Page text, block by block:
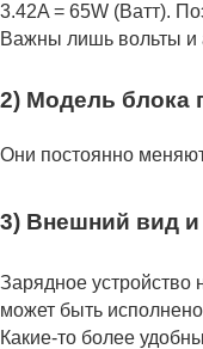
3.42A = 65W (Ватт).
Важны лишь вольты и
2) Модель блока
Они постоянно
3) Внешний вид
Зарядное устройство
может быть
Какие-то более